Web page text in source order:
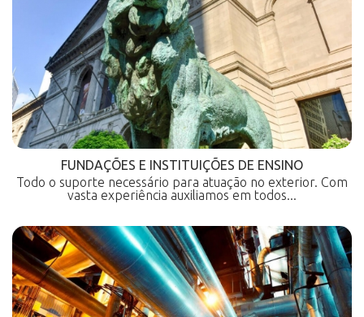
FUNDAÇÕES E INSTITUIÇÕES DE ENSINO
Todo o suporte necessário para atuação no exterior. Com
vasta experiência auxiliamos em todos...